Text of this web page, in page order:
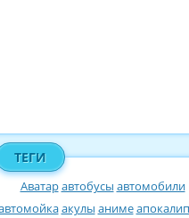
ТЕГИ
Аватаравтобусы автомобили
акулы аниме